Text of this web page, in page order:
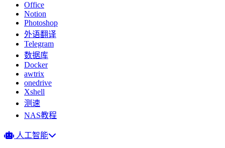
Office
Notion
Photoshop
外语翻译
Telegram
数据库
Docker
awtrix
onedrive
Xshell
测速
NAS教程
人工智能